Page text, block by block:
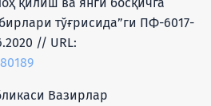
тўғрисида”ги ПФ-6017-
// URL:
Вазирлар